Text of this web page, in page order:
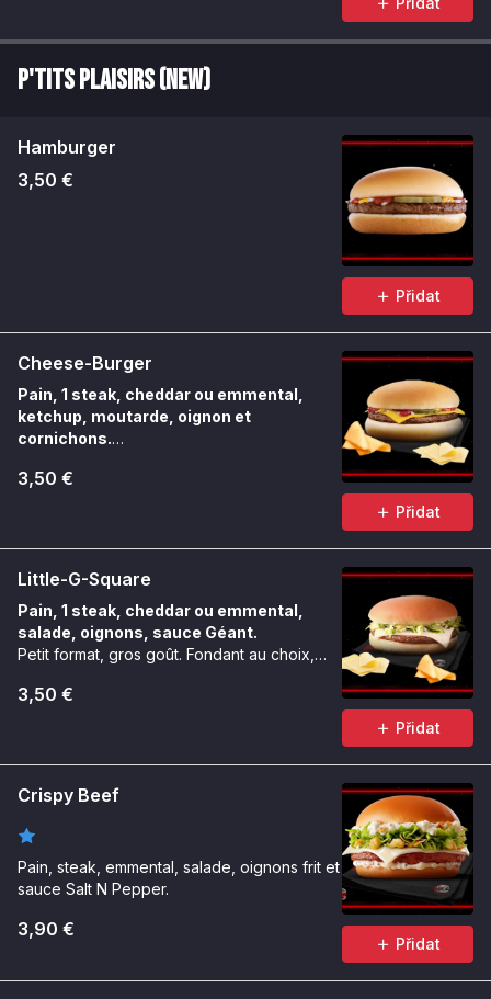
P'tits Plaisirs (NEW)
Hamburger
3,50 €
Přidat
Cheese-Burger
Pain, 1 steak, cheddar ou emmental,
ketchup, moutarde, oignon et
cornichons.
3,50 €
Přidat
Little-G-Square
Pain, 1 steak, cheddar ou emmental,
salade, oignons, sauce Géant.
Petit format, gros goût. Fondant au choix,
3,50 €
Přidat
Crispy Beef
Pain, steak, emmental, salade, oignons frit et
sauce Salt N Pepper.
3,90 €
Přidat